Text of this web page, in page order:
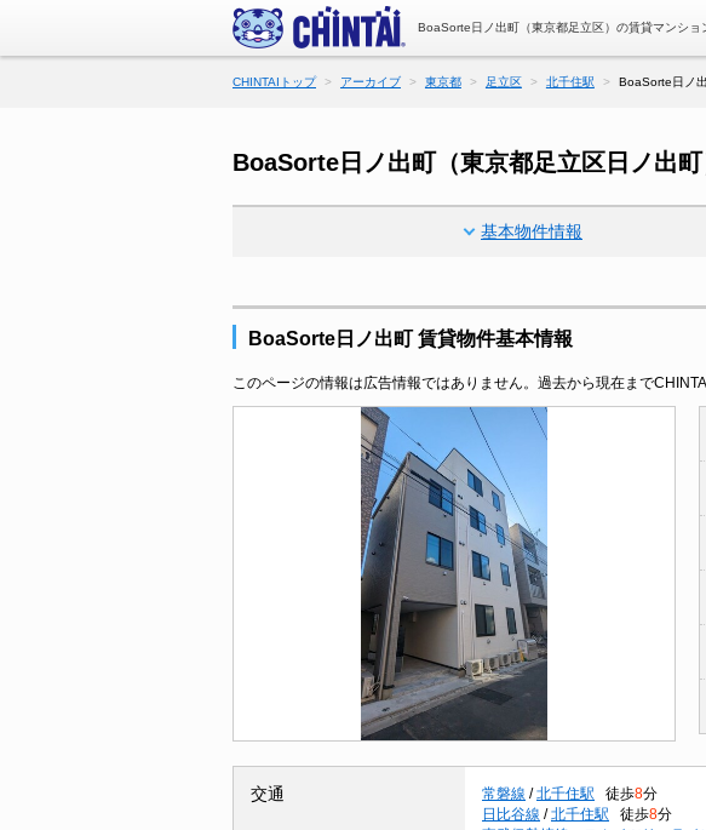
BoaSorte日ノ出町（東京都足立区）の賃貸マンショ
CHINTAIトップ アーカイブ 東京都 足立区 北千住駅 BoaSorte日ノ
BoaSorte日ノ出町（東京都足立区日ノ出
基本物件情報
BoaSorte日ノ出町 賃貸物件基本情報
このページの情報は広告情報ではありません。過去から現在まで
交通 常磐線 / 北千住駅 徒歩8分
日比谷線 / 北千住駅 徒歩8分